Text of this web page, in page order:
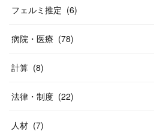
フェルミ推定 (6)
病院・医療 (78)
計算 (8)
法律・制度 (22)
人材 (7)